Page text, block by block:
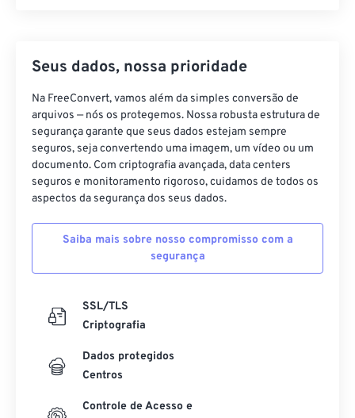
Seus dados, nossa prioridade
Na FreeConvert, vamos além da simples conversão de
arquivos — nós os protegemos. Nossa robusta estrutura de
segurança garante que seus dados estejam sempre
seguros, seja convertendo uma imagem, um vídeo ou um
documento. Com criptografia avançada, data centers
seguros e monitoramento rigoroso, cuidamos de todos os
aspectos da segurança dos seus dados.
Saiba mais sobre nosso compromisso com a
segurança
SSL/TLS
Criptografia
Dados protegidos
Centros
Controle de Acesso e